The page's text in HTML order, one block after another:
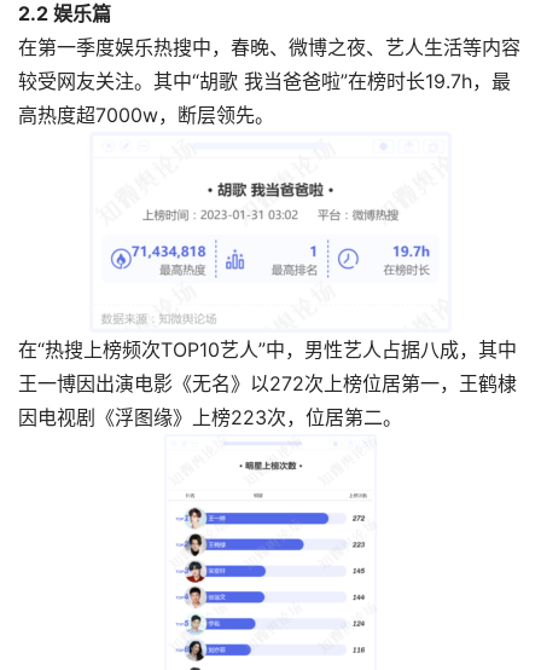
2.2 娱乐篇
在第一季度娱乐热搜中，春晚、微博之夜、艺人生活等内容
较受网友关注。其中“胡歌 我当爸爸啦”在榜时长19.7h，最
高热度超7000w，断层领先。
在“热搜上榜频次TOP10艺人”中，男性艺人占据八成，其中
王一博因出演电影《无名》以272次上榜位居第一，王鹤棣
因电视剧《浮图缘》上榜223次，位居第二。